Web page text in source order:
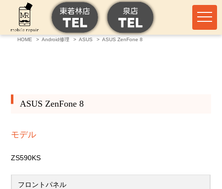
HOME Android修理 ASUS ASUS ZenFone 8
ASUS ZenFone 8
モデル
ZS590KS
フロントパネル